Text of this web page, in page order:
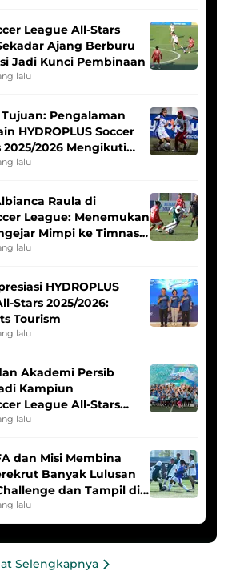
League All-Stars
Ajang Berburu
Jadi Kunci Pembinaan
lalu
Pengalaman
HYDROPLUS Soccer
2025/2026 Mengikuti
Putri
lalu
Raula di
League: Menemukan
Mimpi ke Timnas
lalu
HYDROPLUS
Stars 2025/2026:
Tourism
lalu
Akademi Persib
Kampiun
League All-Stars
lalu
dan Misi Membina
Banyak Lulusan
dan Tampil di
League
lalu
Selengkapnya